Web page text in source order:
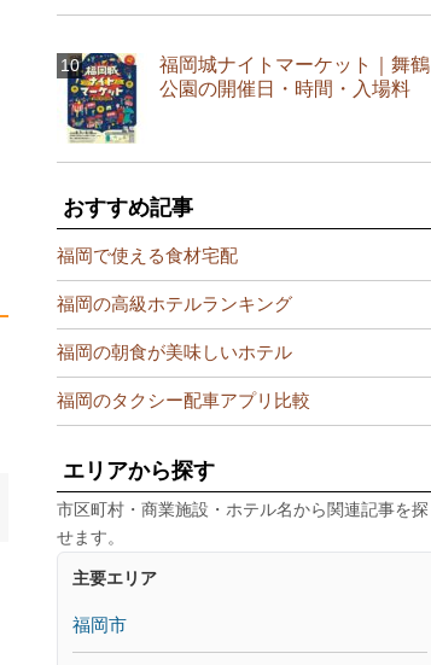
福岡城ナイトマーケット｜舞鶴
公園の開催日・時間・入場料
おすすめ記事
福岡で使える食材宅配
福岡の高級ホテルランキング
福岡の朝食が美味しいホテル
福岡のタクシー配車アプリ比較
エリアから探す
市区町村・商業施設・ホテル名から関連記事を探
せます。
主要エリア
福岡市